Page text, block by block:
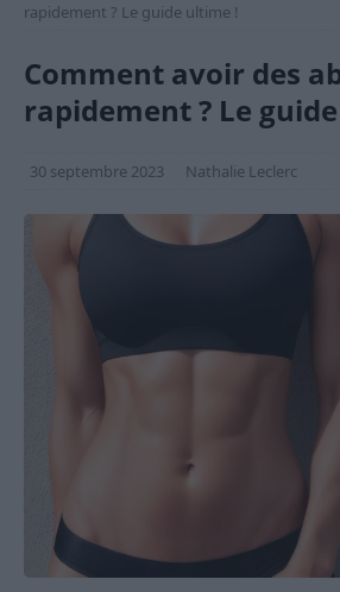
rapidement ? Le guide ultime !
Comment avoir des
rapidement ? Le
30 septembre 2023 Nathalie Leclerc